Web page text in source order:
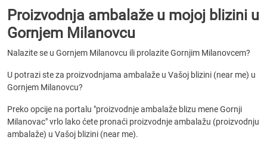
Proizvodnja ambalaže u mojoj blizini u
Gornjem Milanovcu
Nalazite se u Gornjem Milanovcu ili prolazite Gornjim Milanovcem?
U potrazi ste za proizvodnjama ambalaže u Vašoj blizini (near me) u
Gornjem Milanovcu?
Preko opcije na portalu "proizvodnje ambalaže blizu mene Gornji
Milanovac" vrlo lako ćete pronaći proizvodnje ambalažu (proizvodnju
ambalaže) u Vašoj blizini (near me).